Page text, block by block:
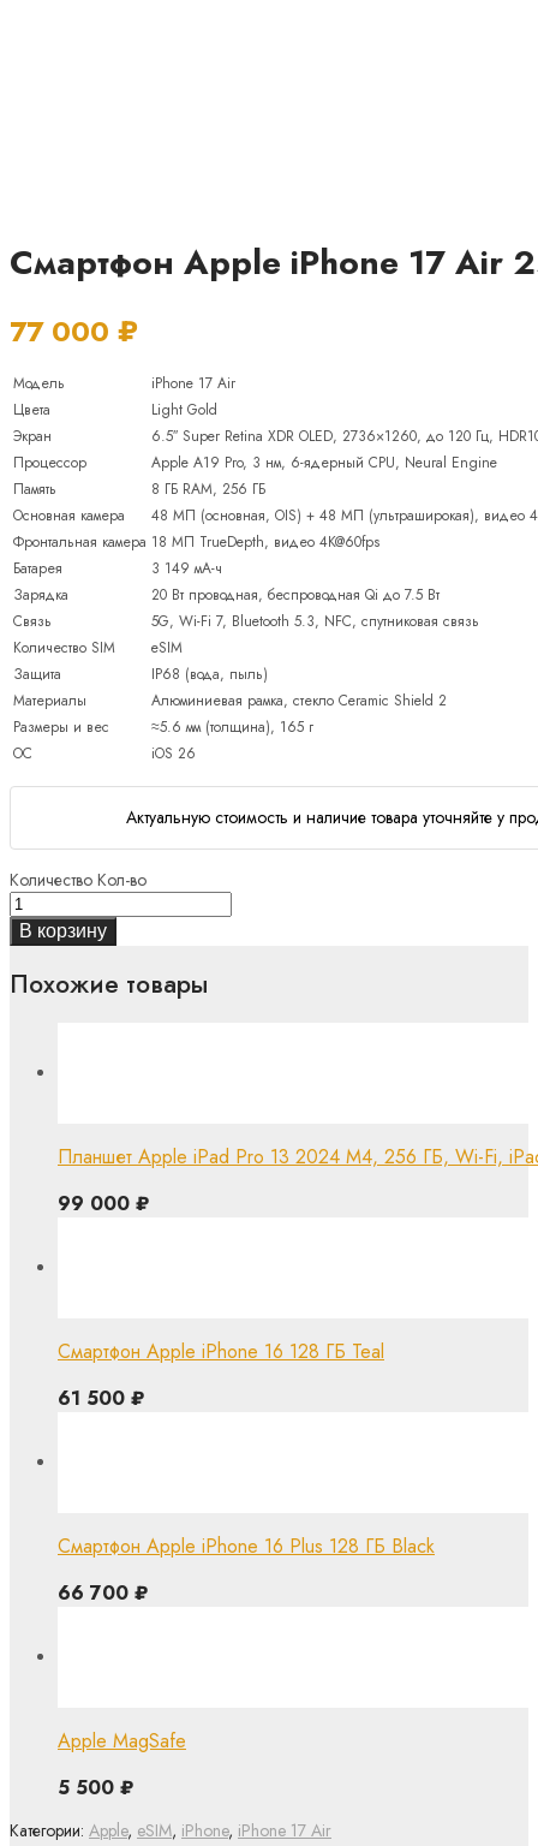
Смартфон Apple iPhone 17 Air
77 000 ₽
Модель
iPhone 17 Air
Цвета
Light Gold
Экран
6.5″ Super Retina XDR OLED, 2736×1260, до 120 Гц,
Процессор
Apple A19 Pro, 3 нм, 6-ядерный CPU, Neural Engine
Память
8 ГБ RAM, 256 ГБ
Основная камера
48 МП (основная, OIS) + 48 МП (ультраширокая), видео
Фронтальная камера 18 МП TrueDepth, видео 4K@60fps
Батарея
3 149 мА-ч
Зарядка
20 Вт проводная, беспроводная Qi до 7.5 Вт
Связь
5G, Wi-Fi 7, Bluetooth 5.3, NFC, спутниковая связь
Количество SIM
eSIM
Защита
IP68 (вода, пыль)
Материалы
Алюминиевая рамка, стекло Ceramic Shield 2
Размеры и вес
≈5.6 мм (толщина), 165 г
ОС
iOS 26
Актуальную стоимость и наличие товара уточняйте у
Количество Кол-во
В корзину
Категории: Apple, eSIM, iPhone, iPhone 17 Air
Похожие товары
Планшет Apple iPad Pro 13 2024 M4, 256 ГБ, Wi-Fi,
99 000 ₽
Смартфон Apple iPhone 16 128 ГБ Teal
61 500 ₽
Смартфон Apple iPhone 16 Plus 128 ГБ Black
66 700 ₽
Apple MagSafe
5 500 ₽